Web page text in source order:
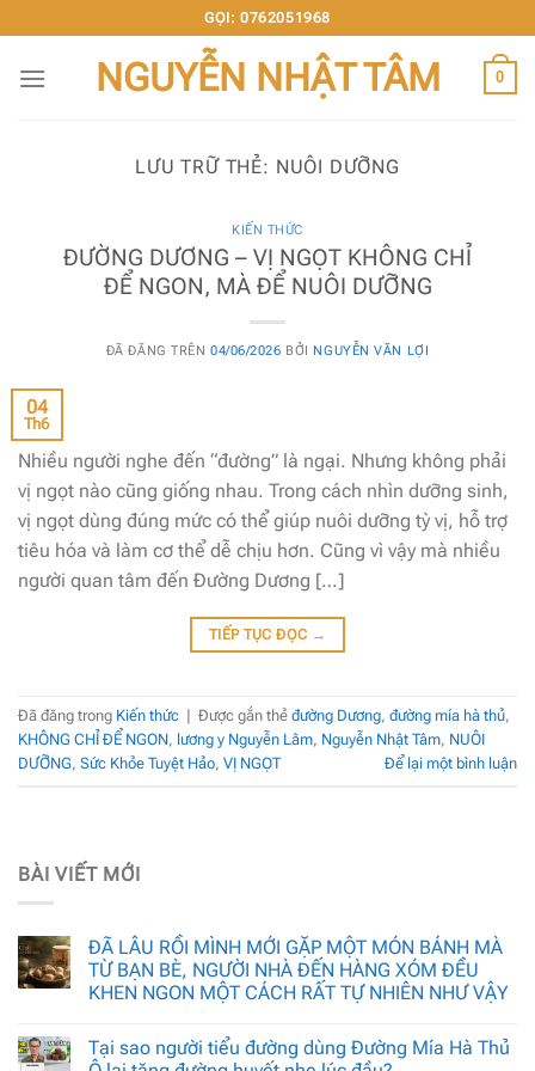
đến
nội
GỌI: 0762051968
NGUYỄN NHẬT TÂM 0
LƯU TRỮ THẺ: NUÔI DƯỠNG
KIẾN THỨC
ĐƯỜNG DƯƠNG – VỊ NGỌT KHÔNG CHỈ
ĐỂ NGON, MÀ ĐỂ NUÔI DƯỠNG
ĐÃ ĐĂNG TRÊN 04/06/2026 BỞI NGUYỄN VĂN LỢI
04
Th6
Nhiều người nghe đến “đường” là ngại. Nhưng không phải
vị ngọt nào cũng giống nhau. Trong cách nhìn dưỡng sinh,
vị ngọt dùng đúng mức có thể giúp nuôi dưỡng tỳ vị, hỗ trợ
tiêu hóa và làm cơ thể dễ chịu hơn. Cũng vì vậy mà nhiều
người quan tâm đến Đường Dương […]
TIẾP TỤC ĐỌC →
Đã đăng trong Kiến thức Được gắn thẻ đường Dương, đường mía hà thủ,
KHÔNG CHỈ ĐỂ NGON, lương y Nguyễn Lâm, Nguyễn Nhật Tâm, NUÔI
DƯỠNG, Sức Khỏe Tuyệt Hảo, VỊ NGỌT Để lại một bình luận
BÀI VIẾT MỚI
ĐÃ LÂU RỒI MÌNH MỚI GẶP MỘT MÓN BÁNH MÀ
TỪ BẠN BÈ, NGƯỜI NHÀ ĐẾN HÀNG XÓM ĐỀU
KHEN NGON MỘT CÁCH RẤT TỰ NHIÊN NHƯ VẬY
Tại sao người tiểu đường dùng Đường Mía Hà Thủ